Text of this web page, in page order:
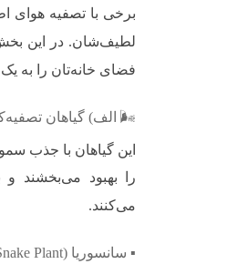
برخی با تصفیه هوای
لطیف‌شان. در این
فضای خانه‌تان را به
🌬 الف) گیاهان
این گیاهان با جذب
را بهبود می‌بخشند
می‌کنند.
▪️ سانسوریا (Snake Plant)